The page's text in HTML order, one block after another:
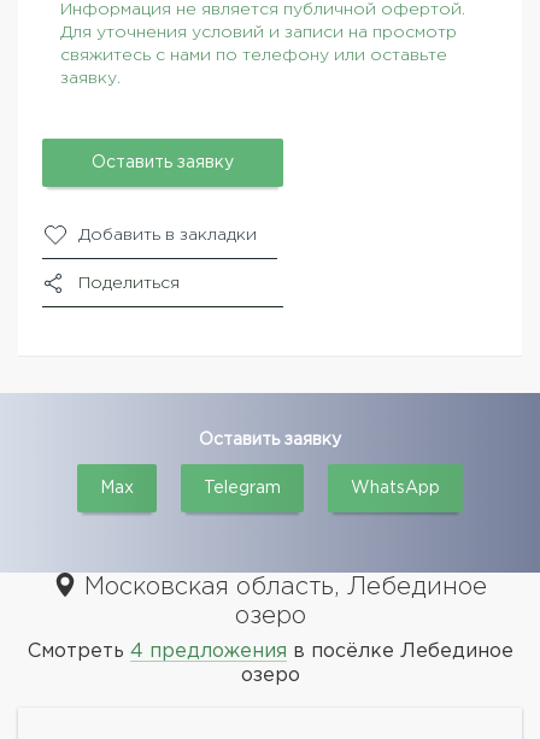
Информация не является публичной офертой.
Для уточнения условий и записи на просмотр
свяжитесь с нами по телефону или оставьте
заявку.
Оставить заявку
Добавить в закладки
Поделиться
Оставить заявку
Max Telegram WhatsApp
Московская область, Лебединое
озеро
Смотреть 4 предложения в посёлке Лебединое
озеро